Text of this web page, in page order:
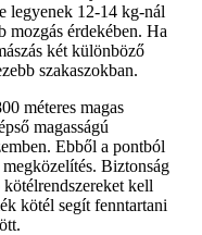
legyenek 12-14 kg-nál
mozgás érdekében. Ha
két különböző
szakaszokban.
méteres magas
magasságú
Ebből a pontból
Biztonság
kell
kötél segít fenntartani